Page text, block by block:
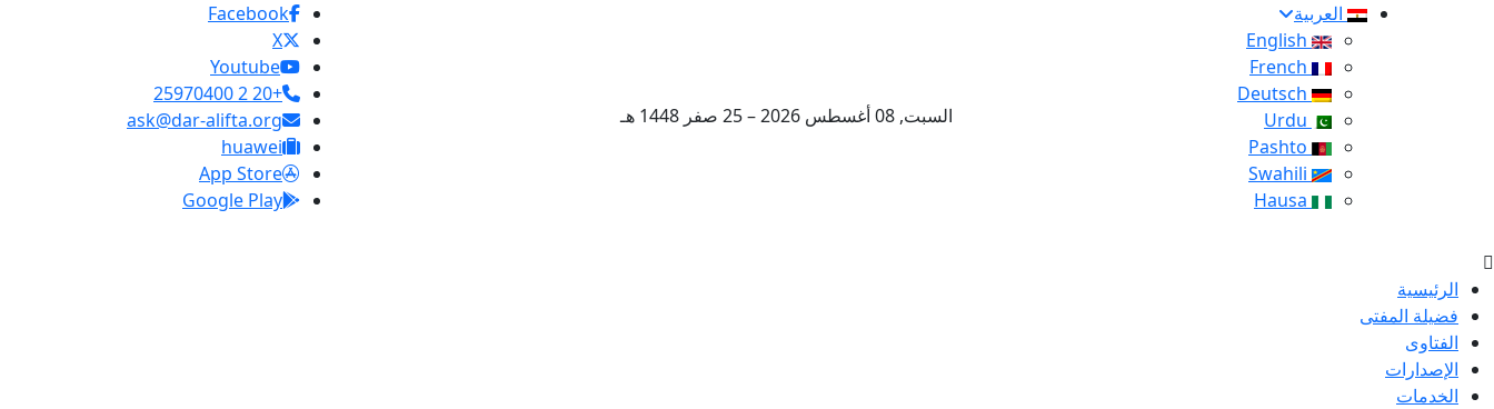
العربية
السبت, 08 أغسطس 2026 – 25 صفر 1448 هـ
Facebook
X
Youtube
+20 2 25970400
ask@dar-alifta.org
huawei
App Store
Google Play
الرئيسية
فضيلة المفتى
الفتاوى
الإصدارات
الخدمات